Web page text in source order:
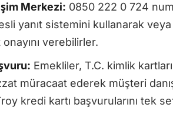
Merkezi: 0850 222 0 724
yanıt sistemini kullanarak
onayını verebilirler.
Emekliler, T.C. kimlik
müracaat ederek müşteri
kredi kartı başvurularını tek